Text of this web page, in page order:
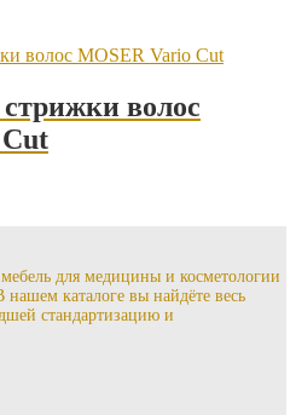
волос
для медицины и косметологии
каталоге вы найдёте весь
стандартизацию и